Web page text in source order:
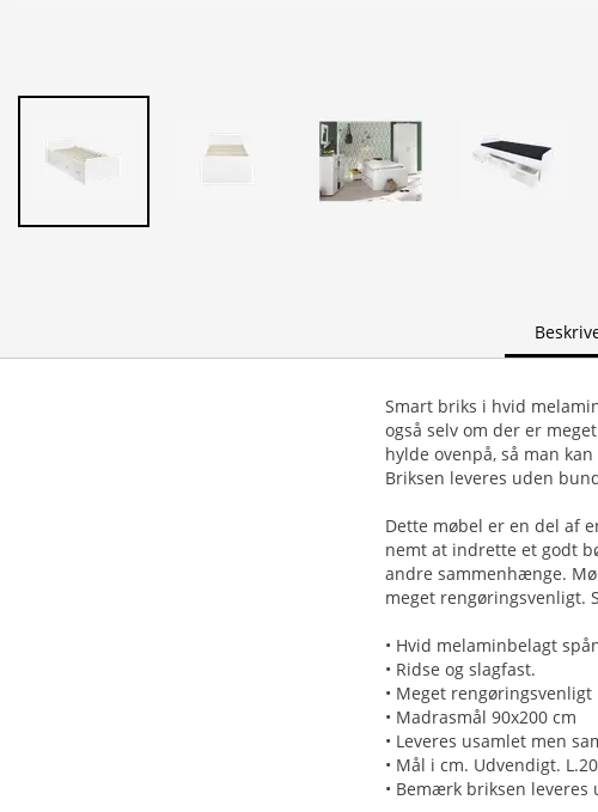
Smart briks i hvid
også selv om der er
hylde ovenpå, så man
Briksen leveres uden
Dette møbel er en del af
nemt at indrette et godt
andre sammenhænge.
meget rengøringsvenligt.
• Hvid melaminbelagt
• Ridse og slagfast.
• Meget rengøringsvenligt
• Madrasmål 90x200 cm
• Leveres usamlet men
• Mål i cm. Udvendigt.
• Bemærk briksen